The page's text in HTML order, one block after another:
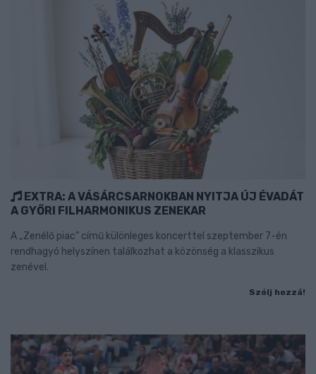
EXTRA: A VÁSÁRCSARNOKBAN NYITJA ÚJ ÉVADÁT
A GYŐRI FILHARMONIKUS ZENEKAR
A „Zenélő piac” című különleges koncerttel szeptember 7-én
rendhagyó helyszínen találkozhat a közönség a klasszikus
zenével.
Szólj hozzá!